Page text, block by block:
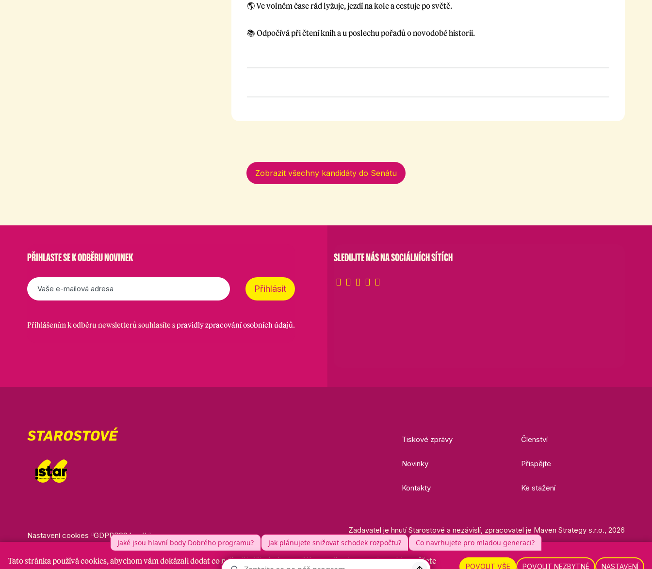
🌎 Ve volném čase rád lyžuje, jezdí na kole a cestuje po světě.
📚 Odpočívá při čtení knih a u poslechu pořadů o novodobé historii.
Zobrazit všechny kandidáty do Senátu
PŘIHLASTE SE K ODBĚRU NOVINEK
E-
mail
Přihlásit
Přihlášením k odběru newsletterů souhlasíte spravidly zpracování osobních údajů.
SLEDUJTE NÁS NA SOCIÁLNÍCH SÍTÍCH
Tiskové zprávy
Novinky
Kontakty
Členství
Přispějte
Ke stažení
Nastavení cookies GDPRRSS kanál
Zadavatel je hnutí Starostové a nezávislí, zpracovatel je Maven Strategy s.r.o., 2026
Tato stránkapoužívá cookies, abychom vám dokázali dodat co nejlepší zážitek skrze naší komunikaci. Nastavit cookies můžete
POVOLIT NEZBYTNÉ NASTAVENÍ
POVOLIT VŠE